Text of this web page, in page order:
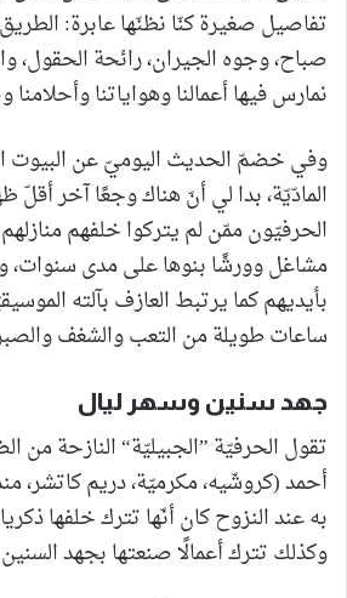
تفاصيل صغيرة كنّا نظنّها عابرة:
صباح، وجوه الجيران، رائحة الحقول،
نمارس فيها أعمالنا وهواياتنا
وفي خضمّ الحديث اليوميّ عن البيوت
المادّيّة، بدا لي أنّ هناك وجعًا آخر أقلّ
الحرفيّون ممّن لم يتركوا خلفهم
مشاغل وورشًا بنوها على مدى سنوات،
بأيديهم كما يرتبط العازف بآلته
ساعات طويلة من التعب والشغف
جهد سنين وسهر ليال
تقول الحرفيّة ”الجبيليّة“ النازحة من
أحمد (كروشّيه، مكرميّة، دريم كاتشر،
به عند النزوح كان أنّها تترك خلفها
وكذلك تترك أعمالًا صنعتها بجهد